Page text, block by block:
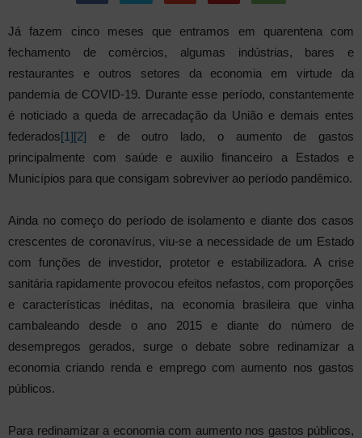
Já fazem cinco meses que entramos em quarentena com
fechamento de comércios, algumas indústrias, bares e
restaurantes e outros setores da economia em virtude da
pandemia de COVID-19. Durante esse período, constantemente
é noticiado a queda de arrecadação da União e demais entes
federados[1][2] e de outro lado, o aumento de gastos
principalmente com saúde e auxilio financeiro a Estados e
Municípios para que consigam sobreviver ao período pandêmico.
Ainda no começo do período de isolamento e diante dos casos
crescentes de coronavírus, viu-se a necessidade de um Estado
com funções de investidor, protetor e estabilizadora. A crise
sanitária rapidamente provocou efeitos nefastos, com proporções
e características inéditas, na economia brasileira que vinha
cambaleando desde o ano 2015 e diante do número de
desempregos gerados, surge o debate sobre redinamizar a
economia criando renda e emprego com aumento nos gastos
públicos.
Para redinamizar a economia com aumento nos gastos públicos,